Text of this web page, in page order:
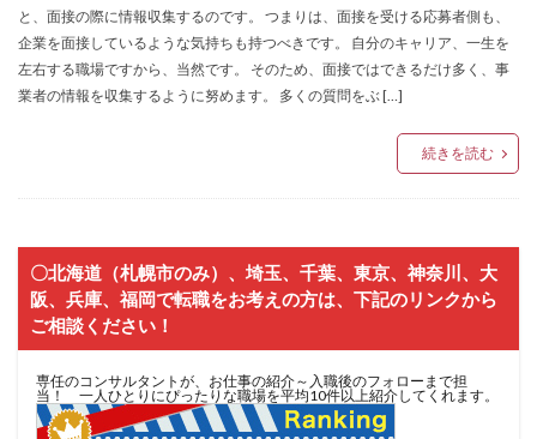
と、面接の際に情報収集するのです。 つまりは、面接を受ける応募者側も、
企業を面接しているような気持ちも持つべきです。 自分のキャリア、一生を
左右する職場ですから、当然です。 そのため、面接ではできるだけ多く、事
業者の情報を収集するように努めます。 多くの質問をぶ […]
続きを読む
〇北海道（札幌市のみ）、埼玉、千葉、東京、神奈川、大
阪、兵庫、福岡で転職をお考えの方は、下記のリンクから
ご相談ください！
専任のコンサルタントが、お仕事の紹介～入職後のフォローまで担
当！ 一人ひとりにぴったりな職場を平均10件以上紹介してくれます。